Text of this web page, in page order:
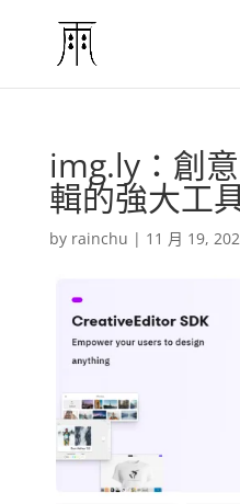
img.ly：創
輯的強大工
by rainchu | 11 月 19,